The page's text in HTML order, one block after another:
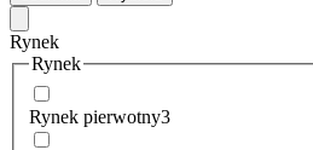
Rynek
Rynek
Rynek pierwotny3